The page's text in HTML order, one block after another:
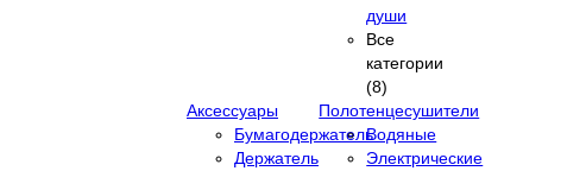
души
Все
категории
(8)
Аксессуары
Бумагодержатель
Держатель
Полотенцесушители
Водяные
Электрические